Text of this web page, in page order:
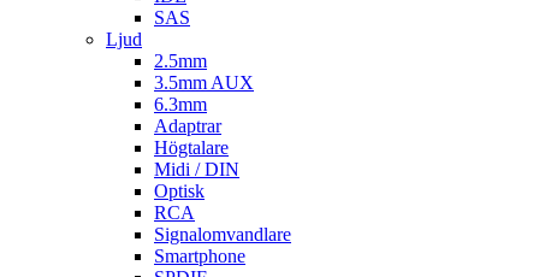
SAS
Ljud
2.5mm
3.5mm AUX
6.3mm
Adaptrar
Högtalare
Midi / DIN
Optisk
RCA
Signalomvandlare
Smartphone